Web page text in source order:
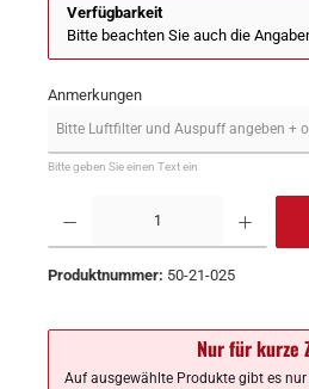
Verfügbarkeit
Bitte beachten Sie auch die
Anmerkungen
Bitte geben Sie einen Text ein
Produktnummer: 50-21-025
Nur für kurze
Auf ausgewählte Produkte gibt es nur